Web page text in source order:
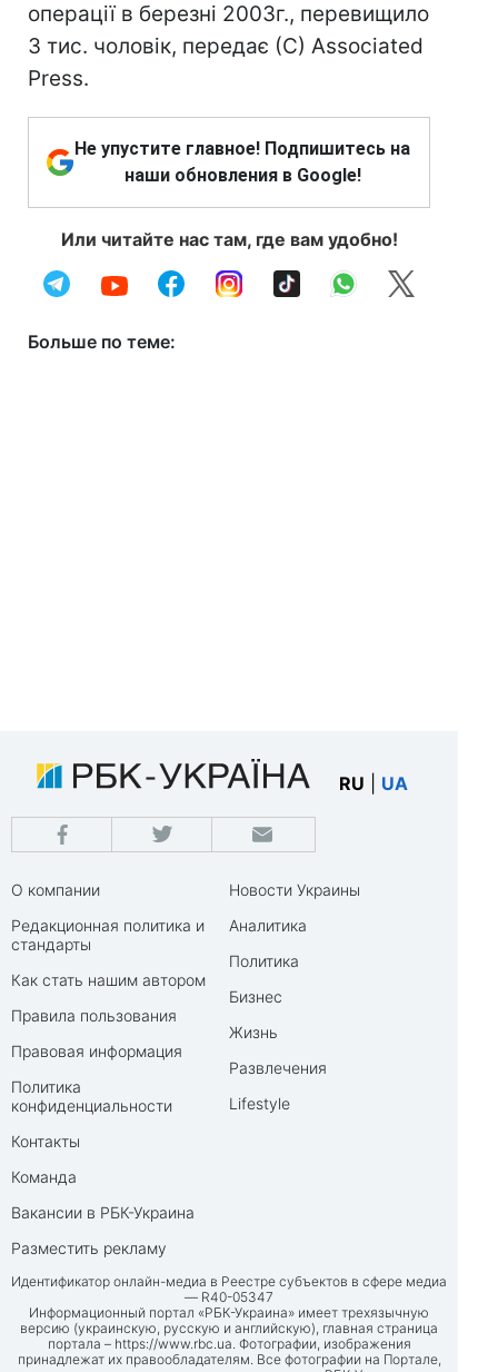
операції в березні 2003г., перевищило
3 тис. чоловік, передає (С) Associated
Press.
Не упустите главное! Подпишитесь на
наши обновления в Google!
Или читайте нас там, где вам удобно!
Больше по теме:
RU UA
О компании
Редакционная политика и
стандарты
Как стать нашим автором
Правила пользования
Правовая информация
Политика
конфиденциальности
Контакты
Команда
Вакансии в РБК-Украина
Разместить рекламу
Новости Украины
Аналитика
Политика
Бизнес
Жизнь
Развлечения
Lifestyle
Идентификатор онлайн-медиа в Реестре субъектов в сфере медиа
— R40-05347
Информационный портал «РБК-Украина» имеет трехязычную
версию (украинскую, русскую и английскую), главная страница
портала – https://www.rbc.ua. Фотографии, изображения
принадлежат их правообладателям. Все фотографии на Портале,